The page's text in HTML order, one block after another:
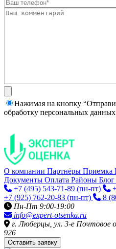
Нажимая на кнопку
обработку персональных данных
О компании Партнёры Приемка
Документы Оплата Районы Блог
+7 (495) 543-71-89 (пн-пт)
+7 (925) 762-20-83 (пн-пт) 8
Пн-Пт 9:00-19:00
info@expert-otsenka.ru
г. Люберцы, ул. 3-е Почтовое
926
Оставить заявку